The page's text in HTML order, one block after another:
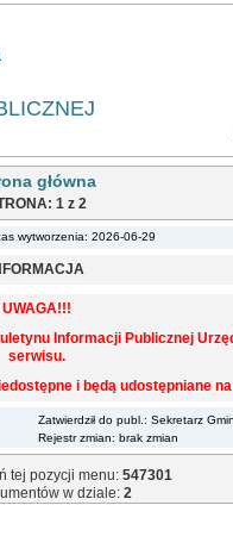
główna
1 z 2
wytworzenia: 2026-06-29
UWAGA!!!
Informacji Publicznej
serwisu.
i będą udostępniane
Zatwierdził do publ.: Sekretarz
Rejestr zmian: brak zmian
tej pozycji menu: 547301
w dziale: 2